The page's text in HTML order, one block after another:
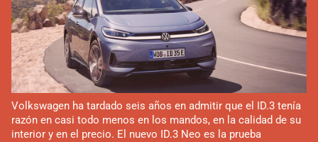
Volkswagen ha tardado seis años en admitir que el ID.3 tenía
razón en casi todo menos en los mandos, en la calidad de su
interior y en el precio. El nuevo ID.3 Neo es la prueba